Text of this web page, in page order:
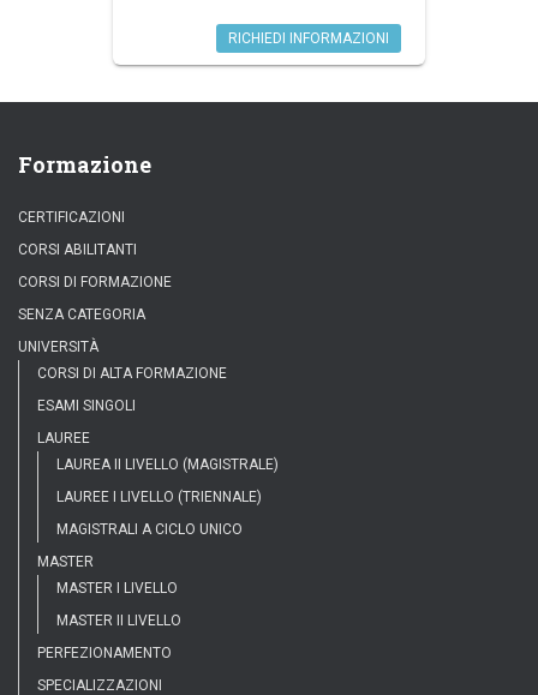
RICHIEDI INFORMAZIONI
Formazione
CERTIFICAZIONI
CORSI ABILITANTI
CORSI DI FORMAZIONE
SENZA CATEGORIA
UNIVERSITÀ
CORSI DI ALTA FORMAZIONE
ESAMI SINGOLI
LAUREE
LAUREA II LIVELLO (MAGISTRALE)
LAUREE I LIVELLO (TRIENNALE)
MAGISTRALI A CICLO UNICO
MASTER
MASTER I LIVELLO
MASTER II LIVELLO
PERFEZIONAMENTO
SPECIALIZZAZIONI